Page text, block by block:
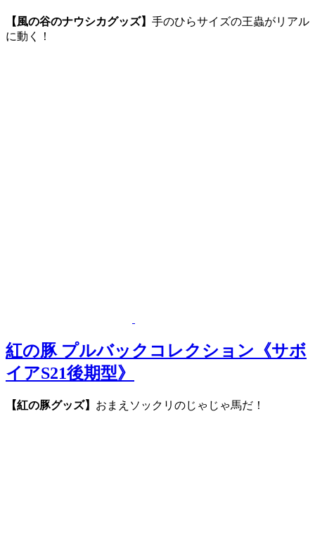
【風の谷のナウシカグッズ】 手のひらサイズの王蟲がリアル
に動く！
紅の豚 プルバックコレクション《サボ
イアS21後期型》
【紅の豚グッズ】 おまえソックリのじゃじゃ馬だ！